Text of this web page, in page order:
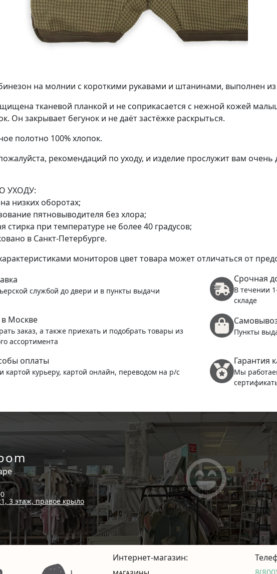
на молнии с короткими рукавами и штанинами, выполнен
тканевой планкой и не соприкасается с нежной кожей
Он закрывает бегунок и не даёт застёжке раскрыться.
полотно 100% хлопок.
рекомендаций по уходу, и изделие прослужит вам
УХОДУ:
низких оборотах;
пятновыводителя без хлора;
при температуре не более 40 градусов;
в Санкт-Петербурге.
мониторов цвет товара может отличаться от
службой до двери и в пункты выдачи
Срочная
В течении
складе
Москве
заказ, а также приехать и подобрать товары из
ассортимента
Пункты
оплаты
курьеру, картой онлайн, переводом на р/с
Гарантия
Мы
3 этаж, правое крыло
Интернет-магазин: